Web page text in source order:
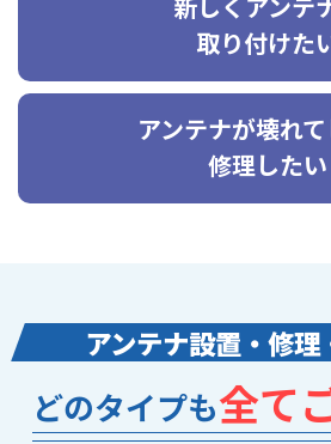
新しくアンテ
取り付けた
アンテナが壊れ
修理したい
アンテナ設置・修理
どのタイプも全て